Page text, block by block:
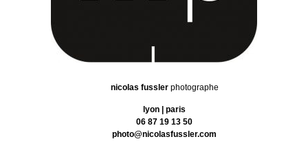
nicolas fussler photographe
lyon | paris
06 87 19 13 50
photo@nicolasfussler.com